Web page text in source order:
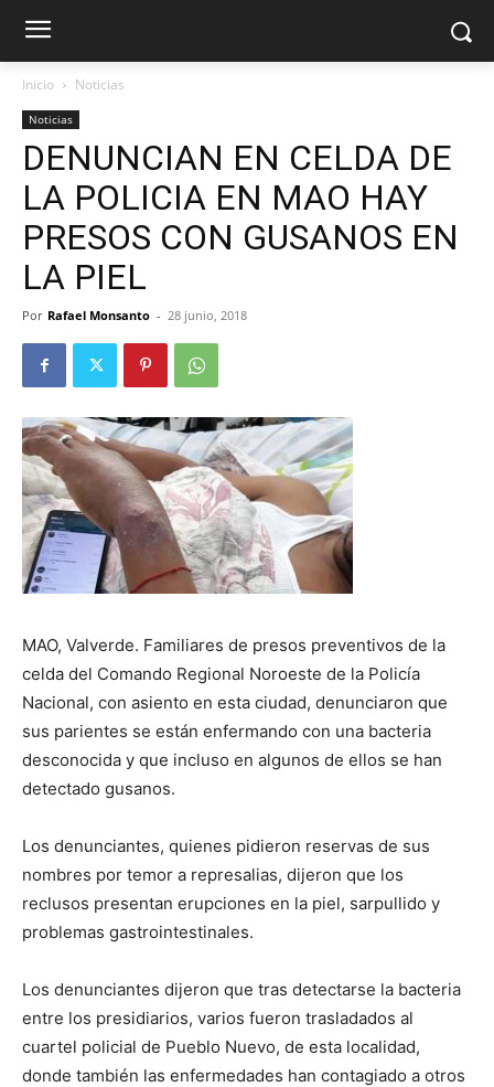
Inicio Noticias
Noticias
DENUNCIAN EN CELDA DE
LA POLICIA EN MAO HAY
PRESOS CON GUSANOS EN
LA PIEL
Por Rafael Monsanto - 28 junio, 2018
MAO, Valverde. Familiares de presos preventivos de la
celda del Comando Regional Noroeste de la Policía
Nacional, con asiento en esta ciudad, denunciaron que
sus parientes se están enfermando con una bacteria
desconocida y que incluso en algunos de ellos se han
detectado gusanos.
Los denunciantes, quienes pidieron reservas de sus
nombres por temor a represalias, dijeron que los
reclusos presentan erupciones en la piel, sarpullido y
problemas gastrointestinales.
Los denunciantes dijeron que tras detectarse la bacteria
entre los presidiarios, varios fueron trasladados al
cuartel policial de Pueblo Nuevo, de esta localidad,
donde también las enfermedades han contagiado a otros